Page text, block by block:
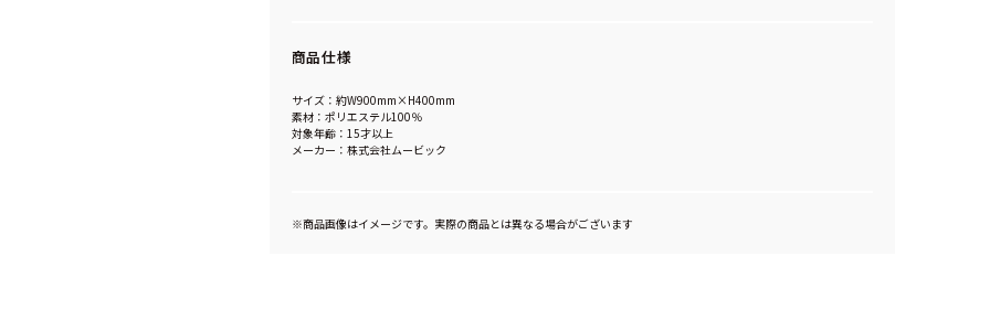
商品仕様
サイズ：約W900mm×H400mm
素材：ポリエステル100％
対象年齢：15才以上
メーカー：株式会社ムービック
※商品画像はイメージです。実際の商品とは異なる場合がございます